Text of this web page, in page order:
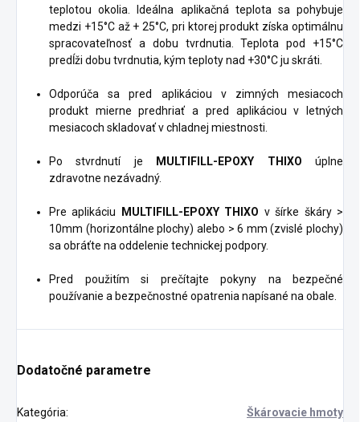
teplotou okolia. Ideálna aplikačná teplota sa pohybuje
medzi +15°C až + 25°C, pri ktorej produkt získa optimálnu
spracovateľnosť a dobu tvrdnutia. Teplota pod +15°C
predĺži dobu tvrdnutia, kým teploty nad +30°C ju skráti.
Odporúča sa pred aplikáciou v zimných mesiacoch
produkt mierne predhriať a pred aplikáciou v letných
mesiacoch skladovať v chladnej miestnosti.
Po stvrdnutí je MULTIFILL-EPOXY THIXOúplne
zdravotne nezávadný.
Pre aplikáciu MULTIFILL-EPOXY THIXO v šírke škáry >
10mm (horizontálne plochy) alebo > 6 mm (zvislé plochy)
sa obráťte na oddelenie technickej podpory.
Pred použitím si prečítajte pokyny na bezpečné
používanie a bezpečnostné opatrenia napísané na obale.
Dodatočné parametre
Kategória: Škárovacie hmoty